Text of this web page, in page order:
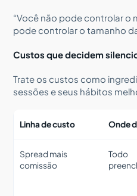
“Você não pode controlar o
pode controlar o tamanho
Custos que decidem
Trate os custos como
sessões e seus hábitos
Linha de custo Onde
Spread mais
comissão
Todo